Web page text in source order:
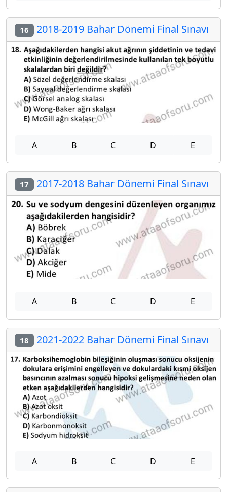
16 2018-2019 Bahar Dönemi Final Sınavı
A B C D E
17 2017-2018 Bahar Dönemi Final Sınavı
A B C D E
18 2021-2022 Bahar Dönemi Final Sınavı
A B C D E